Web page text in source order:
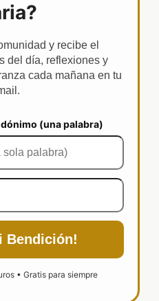
y recibe el
del día, reflexiones y
cada mañana en tu
(una palabra)
Bendición!
• Gratis para siempre